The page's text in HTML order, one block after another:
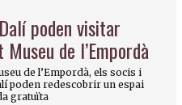
poden visitar
de l’Empordà
de l’Empordà, els socis i
poden redescobrir un espai
gratuïta